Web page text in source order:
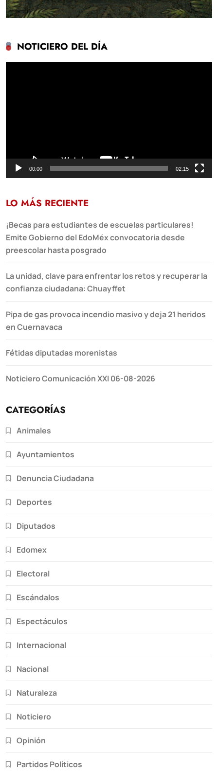
NOTICIERO DEL DÍA
00:00 02:15
LO MÁS RECIENTE
¡Becas para estudiantes de escuelas particulares!
Emite Gobierno del EdoMéx convocatoria desde
preescolar hasta posgrado
La unidad, clave para enfrentar los retos y recuperar la
confianza ciudadana: Chuayffet
Pipa de gas provoca incendio masivo y deja 21 heridos
en Cuernavaca
Fétidas diputadas morenistas
Noticiero Comunicación XXI 06-08-2026
CATEGORÍAS
Animales
Ayuntamientos
Denuncia Ciudadana
Deportes
Diputados
Edomex
Electoral
Escándalos
Espectáculos
Internacional
Nacional
Naturaleza
Noticiero
Opinión
Partidos Políticos